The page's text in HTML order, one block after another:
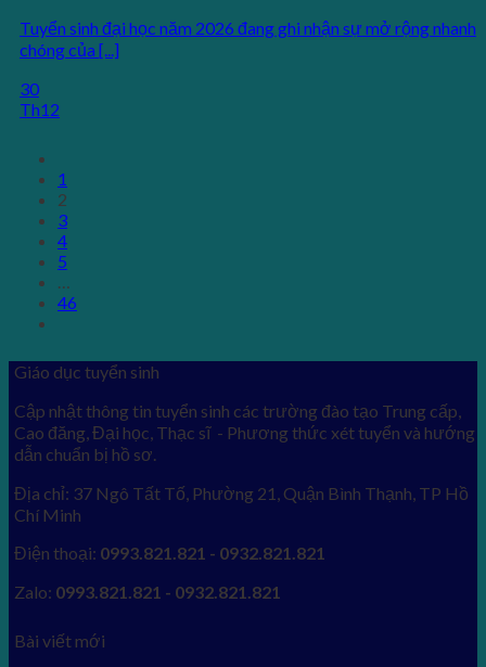
Tuyển sinh đại học năm 2026 đang ghi nhận sự mở rộng nhanh
chóng của [...]
30
Th12
1
2
3
4
5
46
Giáo dục tuyển sinh
Cập nhật thông tin tuyển sinh các trường đào tạo Trung cấp,
Cao đăng, Đại học, Thạc sĩ - Phương thức xét tuyển và hướng
dẫn chuẩn bị hồ sơ.
Địa chỉ: 37 Ngô Tất Tố, Phường 21, Quận Bình Thạnh, TP Hồ
Chí Minh
Điện thoại: 0993.821.821 - 0932.821.821
Zalo: 0993.821.821 - 0932.821.821
Bài viết mới